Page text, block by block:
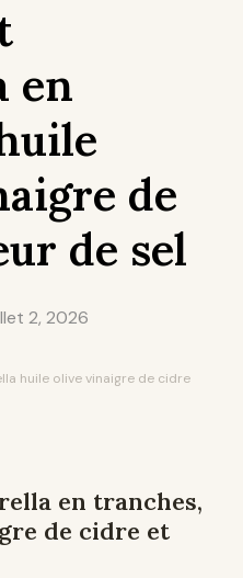
en
de
de sel
2, 2026
huile olive vinaigre de cidre
en tranches,
de cidre et